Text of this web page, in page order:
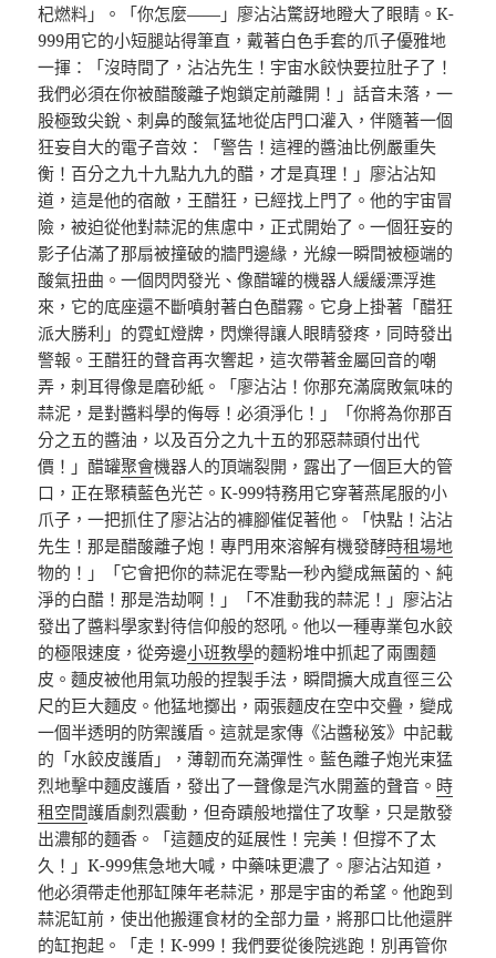
杞燃料」。「你怎麼——」廖沾沾驚訝地瞪大了眼睛。K-
999用它的小短腿站得筆直，戴著白色手套的爪子優雅地
一揮：「沒時間了，沾沾先生！宇宙水餃快要拉肚子了！
我們必須在你被醋酸離子炮鎖定前離開！」話音未落，一
股極致尖銳、刺鼻的酸氣猛地從店門口灌入，伴隨著一個
狂妄自大的電子音效：「警告！這裡的醬油比例嚴重失
衡！百分之九十九點九九的醋，才是真理！」廖沾沾知
道，這是他的宿敵，王醋狂，已經找上門了。他的宇宙冒
險，被迫從他對蒜泥的焦慮中，正式開始了。一個狂妄的
影子佔滿了那扇被撞破的牆門邊緣，光線一瞬間被極端的
酸氣扭曲。一個閃閃發光、像醋罐的機器人緩緩漂浮進
來，它的底座還不斷噴射著白色醋霧。它身上掛著「醋狂
派大勝利」的霓虹燈牌，閃爍得讓人眼睛發疼，同時發出
警報。王醋狂的聲音再次響起，這次帶著金屬回音的嘲
弄，刺耳得像是磨砂紙。「廖沾沾！你那充滿腐敗氣味的
蒜泥，是對醬料學的侮辱！必須淨化！」「你將為你那百
分之五的醬油，以及百分之九十五的邪惡蒜頭付出代
價！」醋罐聚會機器人的頂端裂開，露出了一個巨大的管
口，正在聚積藍色光芒。K-999特務用它穿著燕尾服的小
爪子，一把抓住了廖沾沾的褲腳催促著他。「快點！沾沾
先生！那是醋酸離子炮！專門用來溶解有機發酵時租場地
物的！」「它會把你的蒜泥在零點一秒內變成無菌的、純
淨的白醋！那是浩劫啊！」「不准動我的蒜泥！」廖沾沾
發出了醬料學家對待信仰般的怒吼。他以一種專業包水餃
的極限速度，從旁邊小班教學的麵粉堆中抓起了兩團麵
皮。麵皮被他用氣功般的捏製手法，瞬間擴大成直徑三公
尺的巨大麵皮。他猛地擲出，兩張麵皮在空中交疊，變成
一個半透明的防禦護盾。這就是家傳《沾醬秘笈》中記載
的「水餃皮護盾」，薄韌而充滿彈性。藍色離子炮光束猛
烈地擊中麵皮護盾，發出了一聲像是汽水開蓋的聲音。 時
租空間護盾劇烈震動，但奇蹟般地擋住了攻擊，只是散發
出濃郁的麵香。「這麵皮的延展性！完美！但撐不了太
久！」K-999焦急地大喊，中藥味更濃了。廖沾沾知道，
他必須帶走他那缸陳年老蒜泥，那是宇宙的希望。他跑到
蒜泥缸前，使出他搬運食材的全部力量，將那口比他還胖
的缸抱起。「走！K-999！我們要從後院逃跑！別再管你